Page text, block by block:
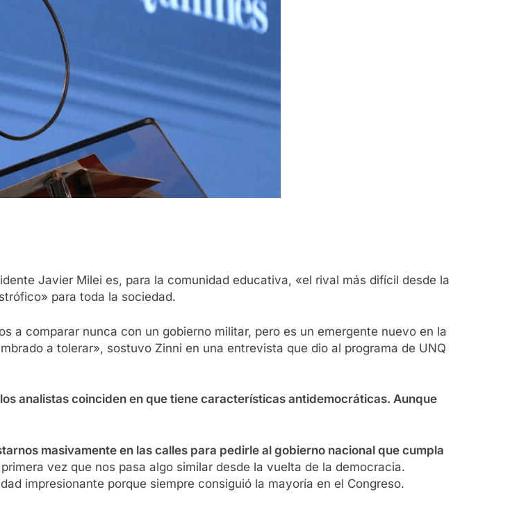
Javier Milei es, para la comunidad educativa, «el rival más difícil desde la
para toda la sociedad.
a comparar nunca con un gobierno militar, pero es un emergente nuevo en la
a tolerar», sostuvo Zinni en una entrevista que dio al programa de UNQ
analistas coinciden en que tiene características antidemocráticas. Aunque
masivamente en las calles para pedirle al gobierno nacional que cumpla
vez que nos pasa algo similar desde la vuelta de la democracia.
impresionante porque siempre consiguió la mayoría en el Congreso.